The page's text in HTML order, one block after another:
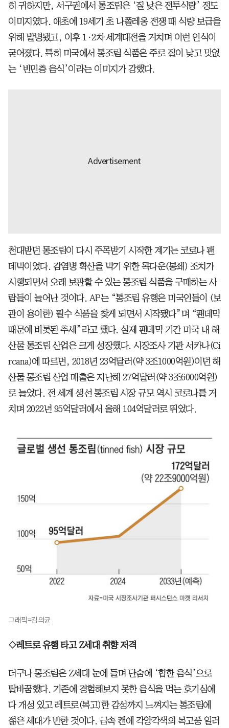
히 귀하지만, 서구권에서 통조림은 ‘질 낮은 전투식량’ 정도
이미지였다. 애초에 19세기 초 나폴레옹 전쟁 때 식량 보급을
위해 발명됐고, 이후 1·2차 세계대전을 거치며 이런 인식이
굳어졌다. 특히 미국에서 통조림 식품은 주로 질이 낮고 맛없
는 ‘빈민층 음식’이라는 이미지가 강했다.
천대받던 통조림이 다시 주목받기 시작한 계기는 코로나 팬
데믹이었다. 감염병 확산을 막기 위한 록다운(봉쇄) 조치가
시행되면서 오래 보관할 수 있는 통조림 식품을 구매하는 사
람들이 늘어난 것이다. AP는 “통조림 유행은 미국인들이 (보
관이 용이한) 필수 식품을 찾게 되면서 시작됐다”며 “팬데믹
때문에 비롯된 추세”라고 했다. 실제 팬데믹 기간 미국 내 해
산물 통조림 산업은 크게 성장했다. 시장조사 기관 서카나(Ci
rcana)에 따르면, 2018년 23억달러(약 3조1000억원)이던 해
산물 통조림 산업 매출은 지난해 27억달러(약 3조6000억원)
로 늘었다. 전 세계 생선 통조림 시장 규모 역시 코로나를 거
치며 2022년 95억달러에서 올해 104억달러로 뛰었다.
그래픽=김의균
◇레트로 유행 타고 Z세대 취향 저격
더구나 통조림은 Z세대 눈에 들며 단숨에 ‘힙한 음식’으로
탈바꿈했다. 기존에 경험해보지 못한 음식을 먹는 호기심에
다 개성 있고 레트로(복고)한 감성까지 느껴지는 통조림에
젊은 세대가 반한 것이다. 금속 캔에 각양각색의 복고풍 일러